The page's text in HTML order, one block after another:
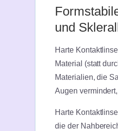
und
Harte
Material (statt
Materialien, die
Augen
Harte
die der